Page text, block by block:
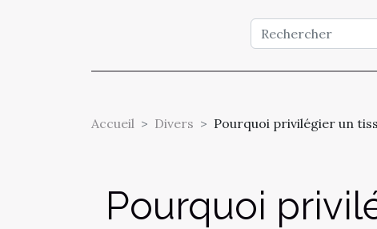
Accueil Divers Pourquoi privilégier un
Pourquoi